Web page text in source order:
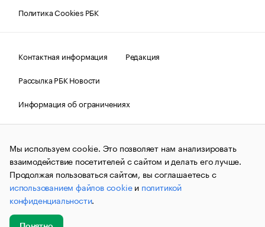
Политика Cookies РБК
Контактная информация
Редакция
Рассылка РБК Новости
Информация об ограничениях
Правовая информация
О соблюдении авторских прав
© АО «РОСБИЗНЕСКОНСАЛТИНГ»,1995–2026.Сообщения
и материалы информационного агентства «РБК»
(зарегистрировано Федеральной службой по надзору в сфере
связи, информационных технологий и массовых
коммуникаций (Роскомнадзор) 09.12.2015 за номером ИА
№ФС77-63848) сопровождаются пометкой «РБК». Отдельные
публикации могут содержать информацию,
не предназначенную для пользователей
Мы используем cookie. Это позволяет нам анализировать
взаимодействие посетителей с сайтом и делать его лучше.
Продолжая пользоваться сайтом, вы соглашаетесь с
использованием файлов cookieи политикой
конфиденциальности.